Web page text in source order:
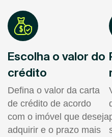
Escolha o valor do
crédito
Defina o valor da carta
de crédito de acordo
com o imóvel que deseja
adquirir e o prazo mais